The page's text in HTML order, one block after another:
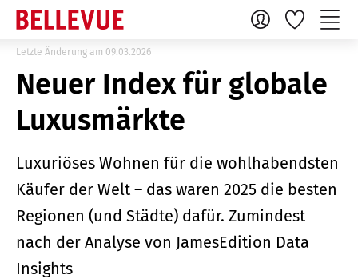
Letzte Änderung am 09.03.2026
Neuer Index für globale
Luxusmärkte
Luxuriöses Wohnen für die wohlhabendsten
Käufer der Welt – das waren 2025 die besten
Regionen (und Städte) dafür. Zumindest
nach der Analyse von JamesEdition Data
Insights